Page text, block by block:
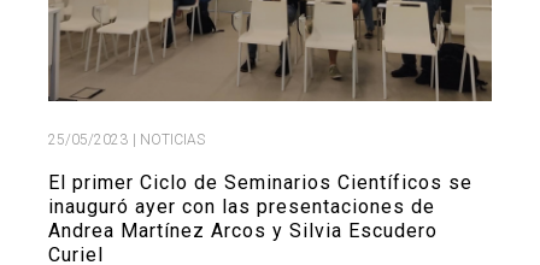
25/05/2023 | NOTICIAS
El primer Ciclo de Seminarios Científicos se
inauguró ayer con las presentaciones de
Andrea Martínez Arcos y Silvia Escudero
Curiel